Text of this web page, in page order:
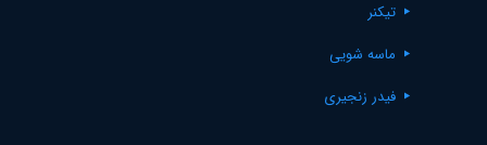
تیکنر
ماسه شویی
فیدر زنجیری